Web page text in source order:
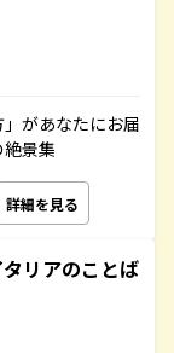
があなたにお届
景集
詳細を見る
リアのことば